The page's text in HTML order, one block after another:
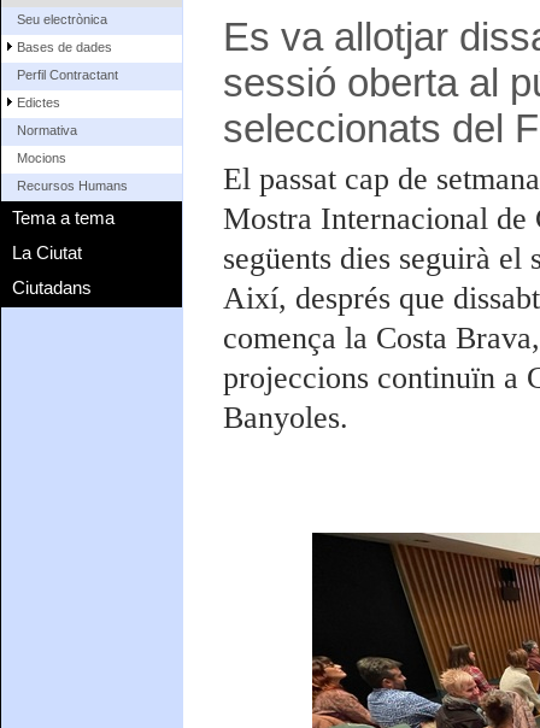
Seu electrònica
Bases de dades
Perfil Contractant
Edictes
Normativa
Mocions
Recursos Humans
Tema a tema
La Ciutat
Ciutadans
Es va allotjar
sessió oberta al
seleccionats del
El passat cap de
Mostra Internacional de
següents dies seguirà
Així, després que
comença la Costa
projeccions continuïn a
Banyoles.